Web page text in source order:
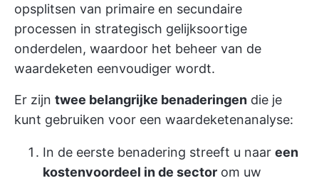
opsplitsen van primaire en secundaire
processen in strategisch gelijksoortige
onderdelen, waardoor het beheer van de
waardeketen eenvoudiger wordt.
Er zijn twee belangrijke benaderingen die je
kunt gebruiken voor een waardeketenanalyse:
In de eerste benadering streeft u naar een
kostenvoordeel in de sector om uw